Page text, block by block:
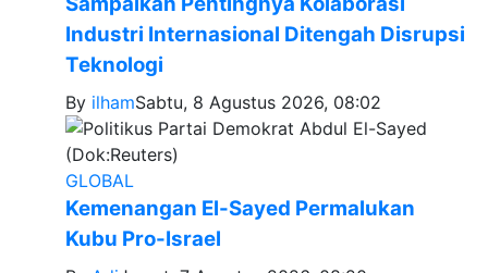
Industri Internasional Ditengah Disrupsi
Teknologi
By ilhamSabtu, 8 Agustus 2026, 08:02
GLOBAL
Kemenangan El-Sayed Permalukan
Kubu Pro-Israel